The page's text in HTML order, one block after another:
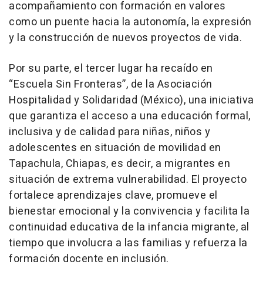
acompañamiento con formación en valores
como un puente hacia la autonomía, la expresión
y la construcción de nuevos proyectos de vida.
Por su parte, el tercer lugar ha recaído en
“Escuela Sin Fronteras”, de la Asociación
Hospitalidad y Solidaridad (México), una iniciativa
que garantiza el acceso a una educación formal,
inclusiva y de calidad para niñas, niños y
adolescentes en situación de movilidad en
Tapachula, Chiapas, es decir, a migrantes en
situación de extrema vulnerabilidad. El proyecto
fortalece aprendizajes clave, promueve el
bienestar emocional y la convivencia y facilita la
continuidad educativa de la infancia migrante, al
tiempo que involucra a las familias y refuerza la
formación docente en inclusión.